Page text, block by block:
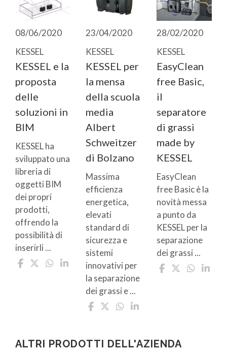
08/06/2020
KESSEL
KESSEL e la
proposta
delle
soluzioni in
BIM
KESSEL ha
sviluppato una
libreria di
oggetti BIM
dei propri
prodotti,
offrendo la
possibilità di
inserirli ...
23/04/2020
KESSEL
KESSEL per
la mensa
della scuola
media
Albert
Schweitzer
di Bolzano
Massima
efficienza
energetica,
elevati
standard di
sicurezza e
sistemi
innovativi per
la separazione
dei grassi e ...
28/02/2020
KESSEL
EasyClean
free Basic,
il
separatore
di grassi
made by
KESSEL
EasyClean
free Basic è la
novità messa
a punto da
KESSEL per la
separazione
dei grassi ...
ALTRI PRODOTTI DELL'AZIENDA